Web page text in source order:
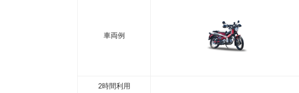
車両例
2時間利用